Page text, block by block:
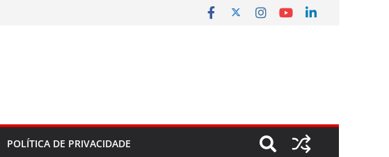
POLÍTICA DE PRIVACIDADE